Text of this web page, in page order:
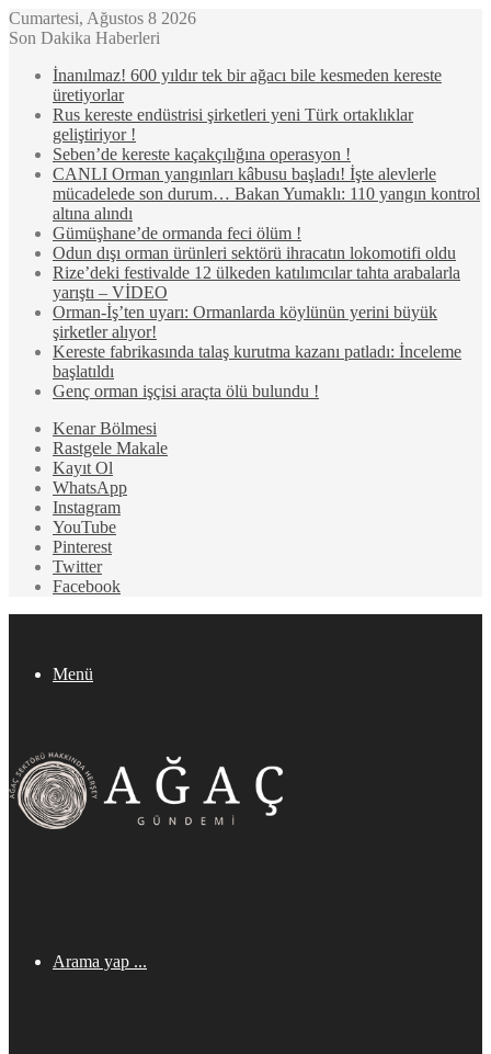
Cumartesi, Ağustos 8 2026
Son Dakika Haberleri
İnanılmaz! 600 yıldır tek bir ağacı bile kesmeden kereste
üretiyorlar
Rus kereste endüstrisi şirketleri yeni Türk ortaklıklar
geliştiriyor !
Seben’de kereste kaçakçılığına operasyon !
CANLI Orman yangınları kâbusu başladı! İşte alevlerle
mücadelede son durum… Bakan Yumaklı: 110 yangın kontrol
altına alındı
Gümüşhane’de ormanda feci ölüm !
Odun dışı orman ürünleri sektörü ihracatın lokomotifi oldu
Rize’deki festivalde 12 ülkeden katılımcılar tahta arabalarla
yarıştı – VİDEO
Orman-İş’ten uyarı: Ormanlarda köylünün yerini büyük
şirketler alıyor!
Kereste fabrikasında talaş kurutma kazanı patladı: İnceleme
başlatıldı
Genç orman işçisi araçta ölü bulundu !
Kenar Bölmesi
Rastgele Makale
Kayıt Ol
WhatsApp
Instagram
YouTube
Pinterest
Twitter
Facebook
Menü
Arama yap ...